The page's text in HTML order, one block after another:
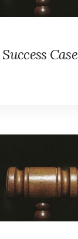
Case